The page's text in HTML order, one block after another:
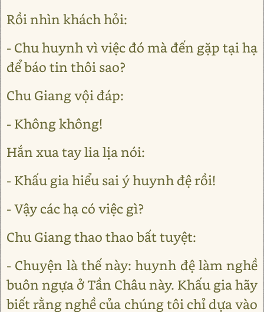
Rồi nhìn khách hỏi:
- Chu huynh vì việc đó mà đến gặp tại hạ
để báo tin thôi sao?
Chu Giang vội đáp:
- Không không!
Hắn xua tay lia lịa nói:
- Khấu gia hiểu sai ý huynh đệ rồi!
- Vậy các hạ có việc gì?
Chu Giang thao thao bất tuyệt:
- Chuyện là thế này: huynh đệ làm nghề
buôn ngựa ở Tần Châu này. Khấu gia hãy
biết rằng nghề của chúng tôi chỉ dựa vào